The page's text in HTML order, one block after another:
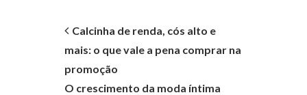
Calcinha de renda, cós alto e
mais: o que vale a pena comprar na
promoção
O crescimento da moda íntima